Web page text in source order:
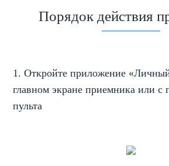
Порядок действия
1. Откройте приложение
главном экране приемника или
пульта